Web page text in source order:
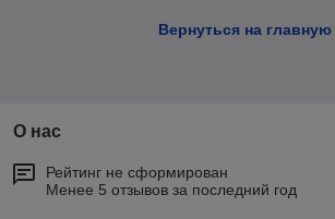
Вернуться на главную
О нас
Рейтинг не сформирован
Менее 5 отзывов за последний год